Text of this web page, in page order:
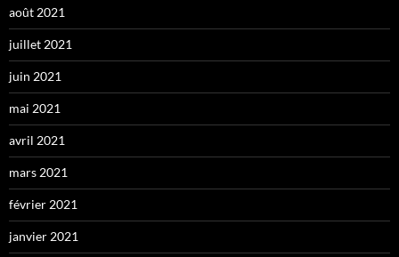
août 2021
juillet 2021
juin 2021
mai 2021
avril 2021
mars 2021
février 2021
janvier 2021